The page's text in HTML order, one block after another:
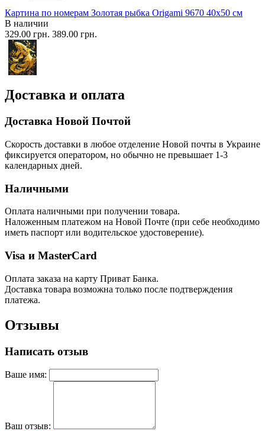
Картина по номерам Золотая рыбка Origami 9670 40x50 см
В наличии
329.00 грн. 389.00 грн.
Доставка и оплата
Доставка Новой Почтой
Скорость доставки в любое отделение Новой почты в Украине
фиксируется оператором, но обычно не превышает 1-3
календарных дней.
Наличными
Оплата наличными при получении товара.
Наложенным платежом на Новой Почте (при себе необходимо
иметь паспорт или водительское удостоверение).
Visa и MasterCard
Оплата заказа на карту Приват Банка.
Доставка товара возможна только после подтверждения
платежа.
Отзывы
Написать отзыв
Ваше имя:
Ваш отзыв: